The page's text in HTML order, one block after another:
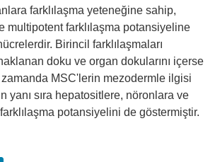
farklılaşma yeteneğine sahip,
multipotent farklılaşma potansiyeline
Birincil farklılaşmaları
doku ve organ dokularını içerse
zamanda MSC'lerin mezodermle ilgisi
yanı sıra hepatositlere, nöronlara ve
potansiyelini de göstermiştir.